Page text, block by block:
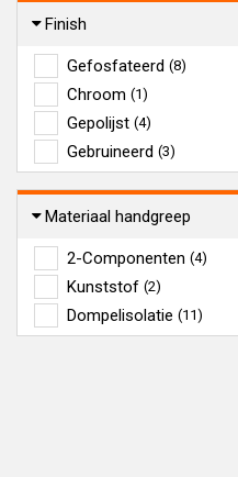
Finish
Gefosfateerd (8)
Chroom (1)
Gepolijst (4)
Gebruineerd (3)
Materiaal handgreep
2-Componenten (4)
Kunststof (2)
Dompelisolatie (11)